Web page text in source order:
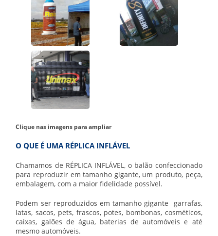
Clique nas imagens para ampliar
O QUE É UMA RÉPLICA INFLÁVEL
Chamamos de RÉPLICA INFLÁVEL, o balão confeccionado
para reproduzir em tamanho gigante, um produto, peça,
embalagem, com a maior fidelidade possível.
Podem ser reproduzidos em tamanho gigante garrafas,
latas, sacos, pets, frascos, potes, bombonas, cosméticos,
caixas, galões de água, baterias de automóveis e até
mesmo automóveis.